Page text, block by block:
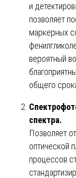
и
позволяет
маркерных
вероятный
общего
спектра.
Позволяет
оптической
процессов